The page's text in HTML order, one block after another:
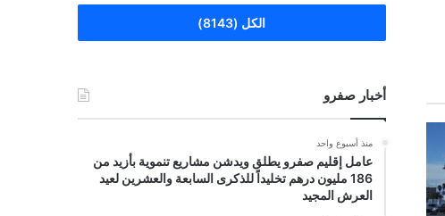
الكل (8143)
أخبار صفرو
منذ أسبوع واحد
عامل إقليم صفرو يطلق ويدشن مشاريع تنموية بأزيد من
186 مليون درهم تخليداً للذكرى السابعة والعشرين لعيد
العرش المجيد